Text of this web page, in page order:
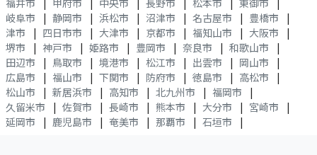
福井市
| 甲府市 | 中央市 | 長野市 | 松本市 | 東御市
|
岐阜市
| 静岡市 | 浜松市 | 沼津市 | 名古屋市 | 豊橋市
|
津市
| 四日市市 | 大津市 | 京都市 | 福知山市 | 大阪市
|
堺市
| 神戸市 | 姫路市 | 豊岡市 | 奈良市 | 和歌山市
|
田辺市
| 鳥取市 | 境港市 | 松江市 | 出雲市 | 岡山市
|
広島市
| 福山市 | 下関市 | 防府市 | 徳島市 | 高松市
|
松山市
| 新居浜市 | 高知市 | 北九州市 | 福岡市
|
久留米市
| 佐賀市 | 長崎市 | 熊本市 | 大分市 | 宮崎市
|
延岡市
| 鹿児島市 | 奄美市 | 那覇市 | 石垣市 |